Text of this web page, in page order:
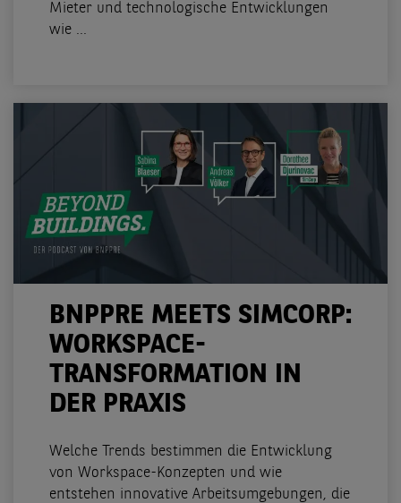
Mieter und technologische Entwicklungen
wie ...
BNPPRE MEETS SIMCORP:
WORKSPACE-
TRANSFORMATION IN
DER PRAXIS
Welche Trends bestimmen die Entwicklung
von Workspace-Konzepten und wie
entstehen innovative Arbeitsumgebungen, die